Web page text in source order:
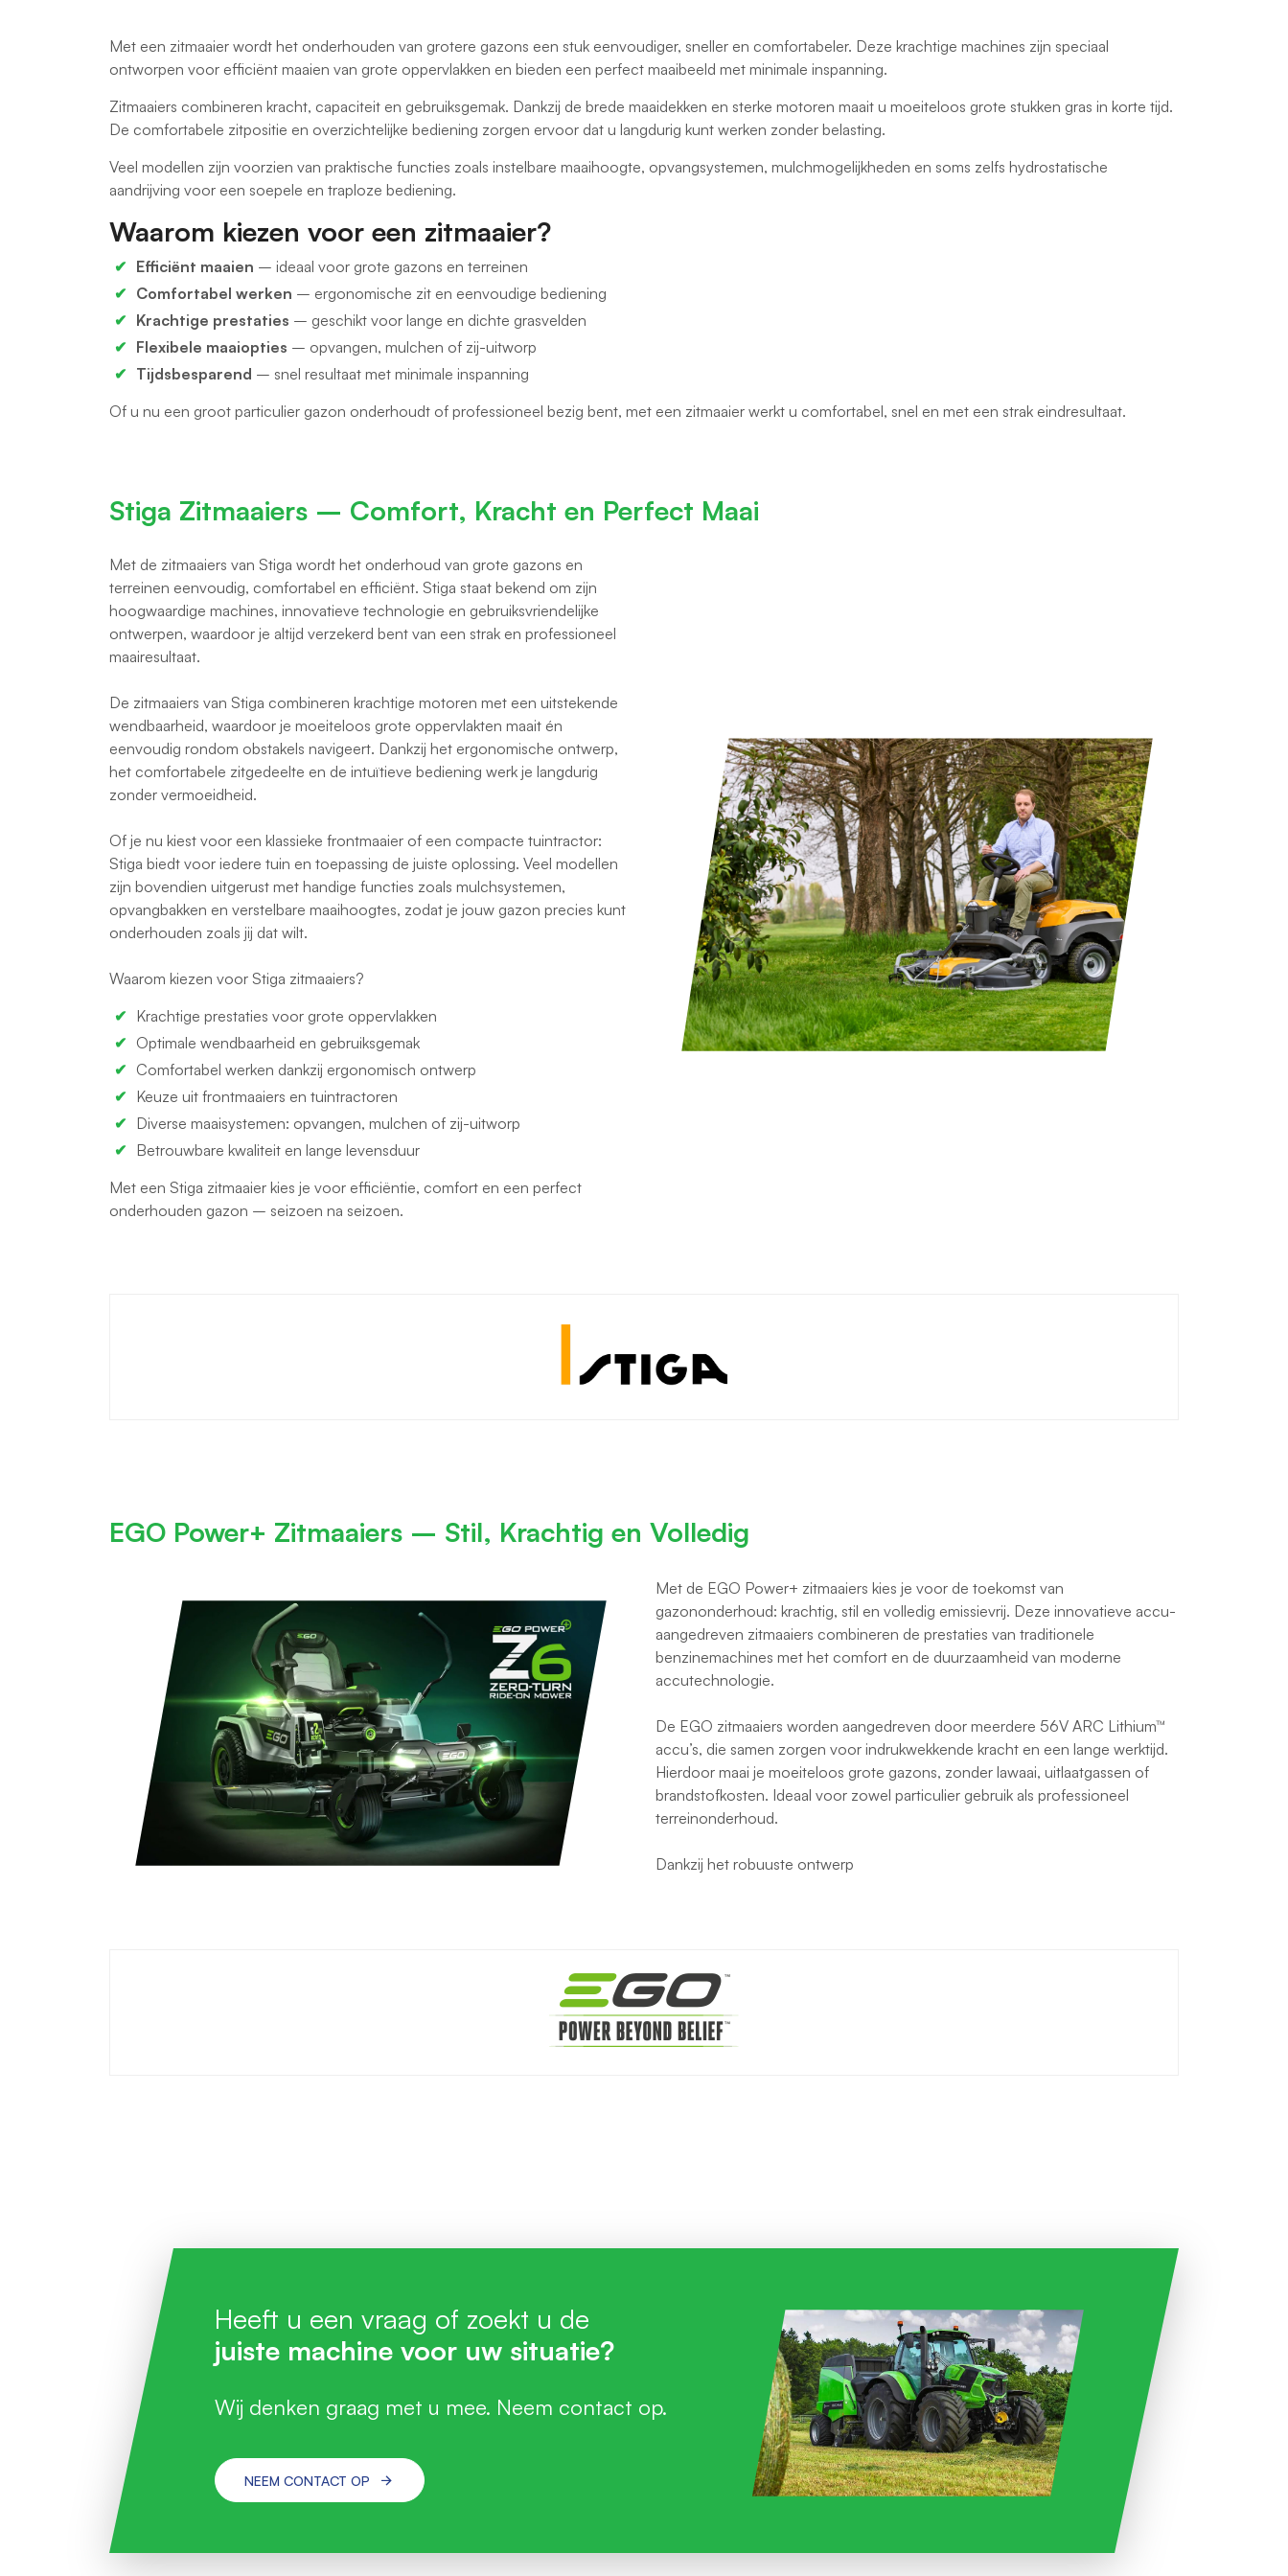
Met een zitmaaier wordt het onderhouden van grotere gazons een stuk eenvoudiger, sneller en comfortabeler. Deze krachtige machines zijn speciaal
ontworpen voor efficiënt maaien van grote oppervlakken en bieden een perfect maaibeeld met minimale inspanning.
Zitmaaiers combineren kracht, capaciteit en gebruiksgemak. Dankzij de brede maaidekken en sterke motoren maait u moeiteloos grote stukken gras in korte tijd.
De comfortabele zitpositie en overzichtelijke bediening zorgen ervoor dat u langdurig kunt werken zonder belasting.
Veel modellen zijn voorzien van praktische functies zoals instelbare maaihoogte, opvangsystemen, mulchmogelijkheden en soms zelfs hydrostatische
aandrijving voor een soepele en traploze bediening.
Waarom kiezen voor een zitmaaier?
Efficiënt maaien – ideaal voor grote gazons en terreinen
Comfortabel werken – ergonomische zit en eenvoudige bediening
Krachtige prestaties – geschikt voor lange en dichte grasvelden
Flexibele maaiopties – opvangen, mulchen of zij-uitworp
Tijdsbesparend – snel resultaat met minimale inspanning
Of u nu een groot particulier gazon onderhoudt of professioneel bezig bent, met een zitmaaier werkt u comfortabel, snel en met een strak eindresultaat.
Stiga Zitmaaiers – Comfort, Kracht en Perfect Maai
Met de zitmaaiers van Stiga wordt het onderhoud van grote gazons en
terreinen eenvoudig, comfortabel en efficiënt. Stiga staat bekend om zijn
hoogwaardige machines, innovatieve technologie en gebruiksvriendelijke
ontwerpen, waardoor je altijd verzekerd bent van een strak en professioneel
maairesultaat.
De zitmaaiers van Stiga combineren krachtige motoren met een uitstekende
wendbaarheid, waardoor je moeiteloos grote oppervlakten maait én
eenvoudig rondom obstakels navigeert. Dankzij het ergonomische ontwerp,
het comfortabele zitgedeelte en de intuïtieve bediening werk je langdurig
zonder vermoeidheid.
Of je nu kiest voor een klassieke frontmaaier of een compacte tuintractor:
Stiga biedt voor iedere tuin en toepassing de juiste oplossing. Veel modellen
zijn bovendien uitgerust met handige functies zoals mulchsystemen,
opvangbakken en verstelbare maaihoogtes, zodat je jouw gazon precies kunt
onderhouden zoals jij dat wilt.
Waarom kiezen voor Stiga zitmaaiers?
Krachtige prestaties voor grote oppervlakken
Optimale wendbaarheid en gebruiksgemak
Comfortabel werken dankzij ergonomisch ontwerp
Keuze uit frontmaaiers en tuintractoren
Diverse maaisystemen: opvangen, mulchen of zij-uitworp
Betrouwbare kwaliteit en lange levensduur
Met een Stiga zitmaaier kies je voor efficiëntie, comfort en een perfect
onderhouden gazon – seizoen na seizoen.
EGO Power+ Zitmaaiers – Stil, Krachtig en Volledig
Met de EGO Power+ zitmaaiers kies je voor de toekomst van
gazononderhoud: krachtig, stil en volledig emissievrij. Deze innovatieve accu-
aangedreven zitmaaiers combineren de prestaties van traditionele
benzinemachines met het comfort en de duurzaamheid van moderne
accutechnologie.
De EGO zitmaaiers worden aangedreven door meerdere 56V ARC Lithium™
accu’s, die samen zorgen voor indrukwekkende kracht en een lange werktijd.
Hierdoor maai je moeiteloos grote gazons, zonder lawaai, uitlaatgassen of
brandstofkosten. Ideaal voor zowel particulier gebruik als professioneel
terreinonderhoud.
Dankzij het robuuste ontwerp
Heeft u een vraag of zoekt u de
juiste machine voor uw situatie?
Wij denken graag met u mee. Neem contact op.
NEEM CONTACT OP